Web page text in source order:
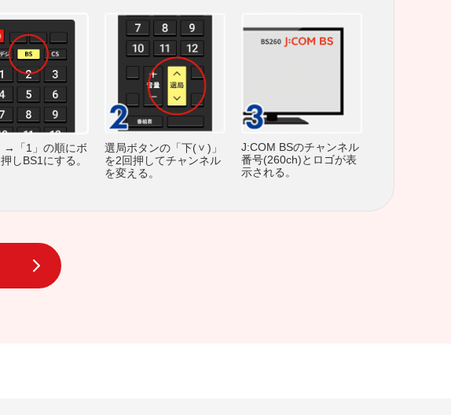
→「1」の順にボ
しBS1にする。
選局ボタンの「下(
)」
を2回押してチャンネル
を変える。
J:COM BSのチャンネル
番号(260ch)とロゴが表
示される。